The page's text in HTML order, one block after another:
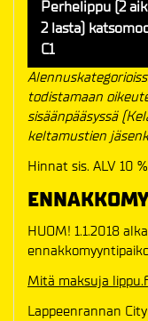
Perhelippu (2
2 lasta)
C1
todistamaan
sisäänpääsyssä
keltamustien
Hinnat sis. ALV 10
HUOM! 1.1.2018
Mitä maksuja
Lappeenrannan